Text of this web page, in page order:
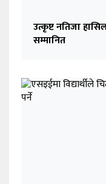
उत्कृष्ट नतिजा
सम्मानित